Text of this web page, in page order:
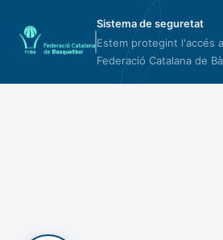
Sistema de seguretat
Estem protegint l'accés
Federació Catalana de